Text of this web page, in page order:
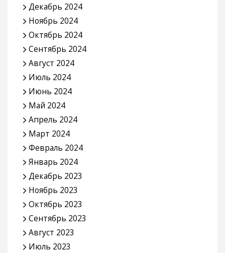
Декабрь 2024
Ноябрь 2024
Октябрь 2024
Сентябрь 2024
Август 2024
Июль 2024
Июнь 2024
Май 2024
Апрель 2024
Март 2024
Февраль 2024
Январь 2024
Декабрь 2023
Ноябрь 2023
Октябрь 2023
Сентябрь 2023
Август 2023
Июль 2023